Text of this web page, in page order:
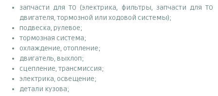
запчасти для ТО (электрика, фильтры, запчасти для ТО
двигателя, тормозной или ходовой системы);
подвеска, рулевое;
тормозная система;
охлаждение, отопление;
двигатель, выхлоп;
сцепление, трансмиссия;
электрика, освещение;
детали кузова;